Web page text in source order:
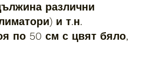
различни
и т.н.
по 50 см с цвят бяло,